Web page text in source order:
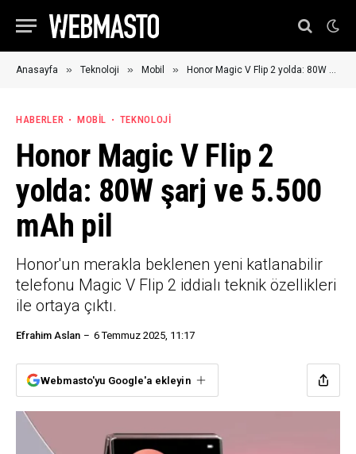
Anasayfa » Teknoloji » Mobil » Honor Magic V Flip 2 yolda: 80W şarj ve 5.500 mAh pil
HABERLER MOBIL TEKNOLOJI
Honor Magic V Flip 2
yolda: 80W şarj ve 5.500
mAh pil
Honor'un merakla beklenen yeni katlanabilir
telefonu Magic V Flip 2 iddialı teknik özellikleri
ile ortaya çıktı.
Efrahim Aslan 6 Temmuz 2025, 11:17
Webmasto'yu Google'a ekleyin